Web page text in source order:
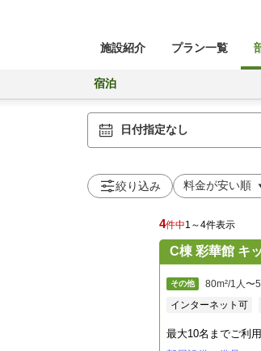
施設紹介 プラン一覧
宿泊
日付指定なし
絞り込み
4件中1～4件表示
C棟 彩華館 キ
その他 80m²/1人〜
インターネット可
最大10名までご利